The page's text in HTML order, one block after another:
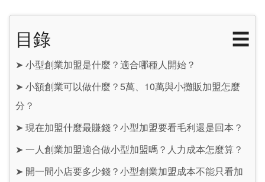
目錄 ☰
➤ 小型創業加盟是什麼？適合哪種人開始？
➤ 小額創業可以做什麼？5萬、10萬與小攤販加盟怎麼
分？
➤ 現在加盟什麼最賺錢？小型加盟要看毛利還是回本？
➤ 一人創業加盟適合做小型加盟嗎？人力成本怎麼算？
➤ 開一間小店要多少錢？小型創業加盟成本不能只看加